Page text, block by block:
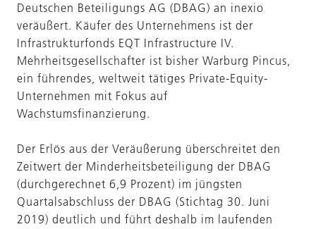
Deutschen Beteiligungs AG (DBAG) an inexio
veräußert. Käufer des Unternehmens ist der
Infrastrukturfonds EQT Infrastructure IV.
Mehrheitsgesellschafter ist bisher Warburg Pincus,
ein führendes, weltweit tätiges Private-Equity-
Unternehmen mit Fokus auf
Wachstumsfinanzierung.
Der Erlös aus der Veräußerung überschreitet den
Zeitwert der Minderheitsbeteiligung der DBAG
(durchgerechnet 6,9 Prozent) im jüngsten
Quartalsabschluss der DBAG (Stichtag 30. Juni
2019) deutlich und führt deshalb im laufenden